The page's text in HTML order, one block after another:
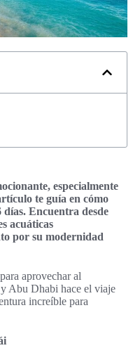
especialmente
te guía en cómo
Encuentra desde
acuáticas
por su modernidad
aprovechar al
Abu Dhabi hace el viaje
increíble para